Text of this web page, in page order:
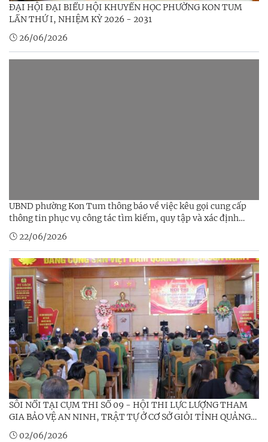
ĐẠI HỘI ĐẠI BIỂU HỘI KHUYẾN HỌC PHƯỜNG KON TUM
LẦN THỨ I, NHIỆM KỲ 2026 - 2031
26/06/2026
UBND phường Kon Tum thông báo về việc kêu gọi cung cấp
thông tin phục vụ công tác tìm kiếm, quy tập và xác định
danh tính hài cốt liệt sĩ trên địa bàn phường Kon Tum
22/06/2026
SÔI NỔI TẠI CỤM THI SỐ 09 - HỘI THI LỰC LƯỢNG THAM
GIA BẢO VỆ AN NINH, TRẬT TỰ Ở CƠ SỞ GIỎI TỈNH QUẢNG
NGÃI NĂM 2026
02/06/2026